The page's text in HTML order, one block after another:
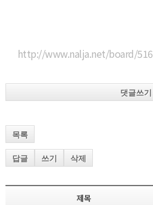
http://www.nalja.net/board/516
댓글쓰기
목록
답글 쓰기 삭제
제목